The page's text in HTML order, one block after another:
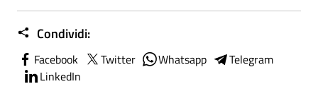
Condividi:
Facebook Twitter Whatsapp
Telegram
LinkedIn